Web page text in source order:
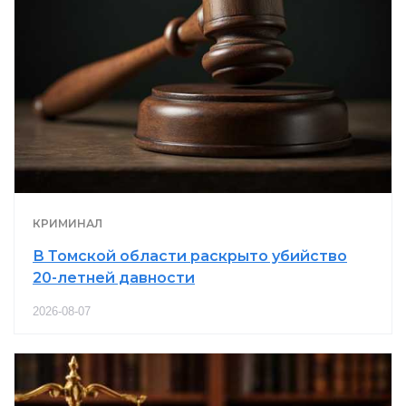
КРИМИНАЛ
В Томской области раскрыто убийство
20-летней давности
2026-08-07